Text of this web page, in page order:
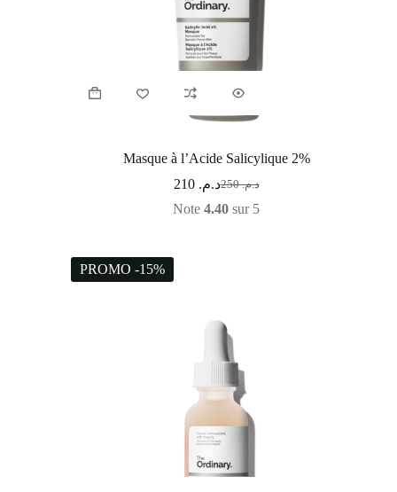
Masque à l’Acide Salicylique 2%
د.م.250 د.م. 210
Note 4.40 sur 5
PROMO -15%